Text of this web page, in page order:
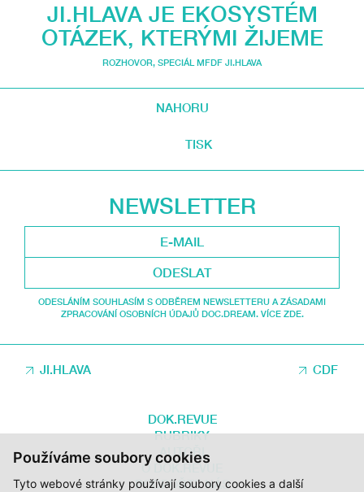
Používáme soubory cookies
Tyto webové stránky používají soubory cookies a další
JI.HLAVA JE EKOSYSTÉM
OTÁZEK, KTERÝMI ŽIJEME
ROZHOVOR, SPECIÁL MFDF JI.HLAVA
NAHORU
TISK
NEWSLETTER
ODESLAT
ODESLÁNÍM SOUHLASÍM S ODBĚREM NEWSLETTERU A ZÁSADAMI
ZPRACOVÁNÍ OSOBNÍCH ÚDAJŮ DOC.DREAM. VÍCE ZDE.
JI.HLAVA CDF
DOK.REVUE
RUBRIKY
AUTOŘI
O DOK.REVUE
PODPOŘTE NÁS